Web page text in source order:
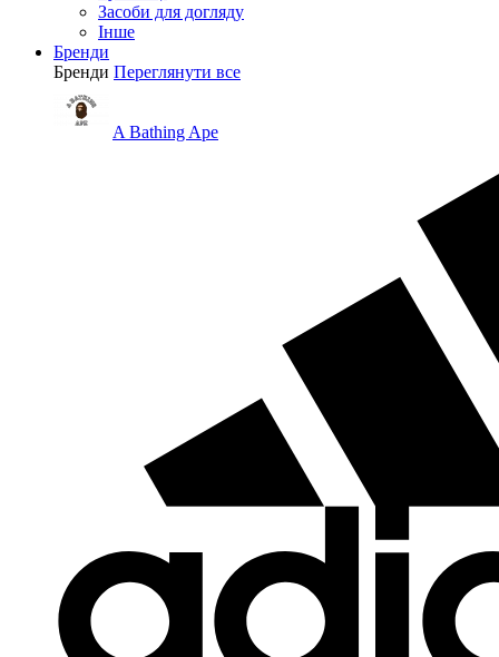
Засоби для догляду
Інше
Бренди
Бренди Переглянути все
A Bathing Ape